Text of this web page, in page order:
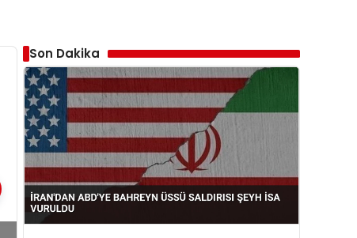
Son Dakika